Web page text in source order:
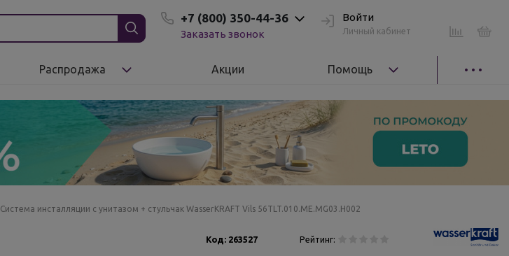
+7 (800) 350-44-36
Заказать звонок
Войти
Личный кабинет
Распродажа Акции Помощь
Система инсталляции с унитазом + стульчак WasserKRAFT Vils 56TLT.010.ME.MG03.H002
Код: 263527 Рейтинг: